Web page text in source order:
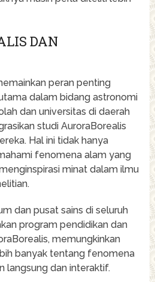
DAN
peran penting
dalam bidang astronomi
dan universitas di daerah
studi AuroraBorealis
Hal ini tidak hanya
fenomena alam yang
minat dalam ilmu
dan pusat sains di seluruh
program pendidikan dan
memungkinkan
banyak tentang fenomena
langsung dan interaktif.